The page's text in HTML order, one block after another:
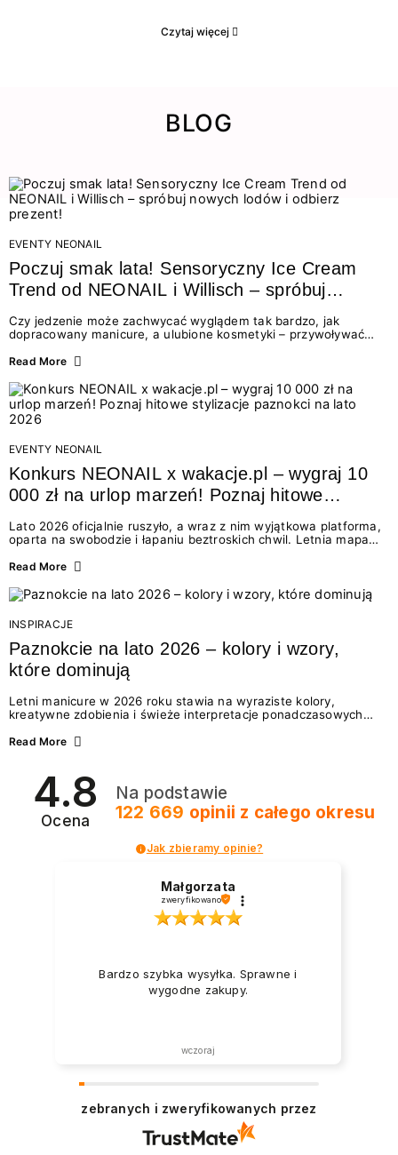
Czytaj więcej
BLOG
EVENTY NEONAIL
Poczuj smak lata! Sensoryczny Ice Cream
Trend od NEONAIL i Willisch – spróbuj
nowych lodów i odbierz prezent!
Czy jedzenie może zachwycać wyglądem tak bardzo, jak
dopracowany manicure, a ulubione kosmetyki – przywoływać
świata beauty i oszałamiających deserów to coś więcej niż
zmysłami: przez soczysty kolor, aksamitną teksturę,
orzeźwiający zapach i słodki akcent na podniebieniu. Tego lata
NEONAIL łączy siły z marką Willisch, tworząc unikalny projekt
na styku jedzenia i piękna....
Read More
EVENTY NEONAIL
Konkurs NEONAIL x wakacje.pl – wygraj 10
000 zł na urlop marzeń! Poznaj hitowe
Lato 2026 oficjalnie ruszyło, a wraz z nim wyjątkowa platforma,
oparta na swobodzie i łapaniu beztroskich chwil. Letnia mapa
doświadczenia wakacji – od spontanicznych wyjazdów, przez
Motywem przewodnim jest eksplorowanie i kolekcjonowanie
letnich momentów. Z tej okazji przygotowaliśmy coś absolutnie
wyjątkowego: wielki konkurs z wakacje.pl oraz dawkę
najgorętszych trendów w...
Read More
INSPIRACJE
Paznokcie na lato 2026 – kolory i wzory,
które dominują
Letni manicure w 2026 roku stawia na wyraziste kolory,
kreatywne zdobienia i świeże interpretacje ponadczasowych
zarówno energetycznych odcieni inspirowanych wakacjami, jak
2026? Znajdź inspirację dla swojego manicure!
Read More
4.8
Ocena
Na podstawie
122 669 opinii z całego okresu
Jak zbieramy opinie?
Małgorzata
zweryfikowano
Bardzo szybka wysyłka. Sprawne i
wygodne zakupy.
wczoraj
zebranych i zweryfikowanych przez